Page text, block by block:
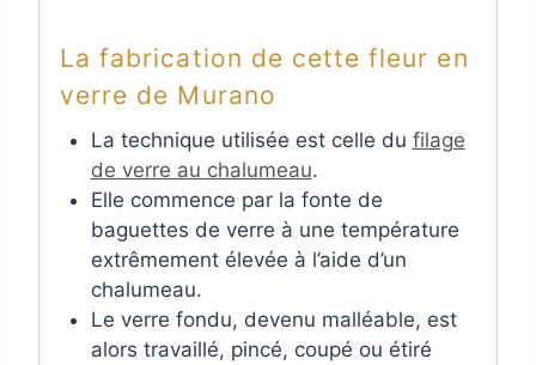
La fabrication de cette fleur en
verre de Murano
La technique utilisée est celle du filage
de verre au chalumeau.
Elle commence par la fonte de
baguettes de verre à une température
extrêmement élevée à l’aide d’un
chalumeau.
Le verre fondu, devenu malléable, est
alors travaillé, pincé, coupé ou étiré